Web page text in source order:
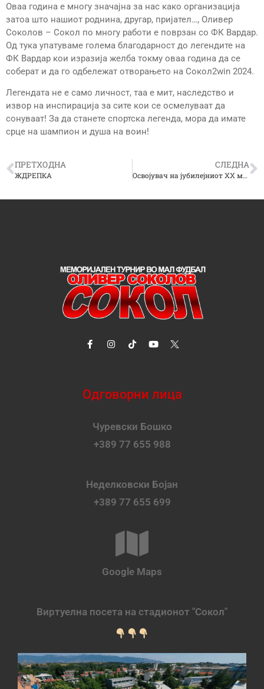
Оваа година е многу значајна за нас како организација
затоа што нашиот роднина, другар, пријател…, Оливер
Соколов – Сокол по многу работи е поврзан со ФК Вардар.
Од тука упатуваме голема благодарност до легендите на
ФК Вардар кои изразија желба токму оваа година да се
соберат и да го одбележат отворањето на Сокол2win 2024.
Легендата не е само личност, таа е мит, наследство и
извор на инспирација за сите кои се осмелуваат да
сонуваат! За да станете спортска легенда, мора да имате
срце на шампион и душа на воин!
ПРЕТХОДНА
ЖДРЕПКА
СЛЕДНА
Освојувач на јубилејниот XX меморијален турнир “Оливер Соколов – Сокол” – Сокол2win е екипата на Месарница Кај Џек
Одговорни лица
Чуревски Бошко
+389 77 655 988
Неделковски Бојан
+389 77 655 699
Google Maps
Виртуелна посета на стадионот "Сокол"